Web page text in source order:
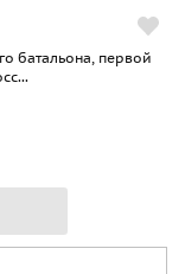
батальона, первой